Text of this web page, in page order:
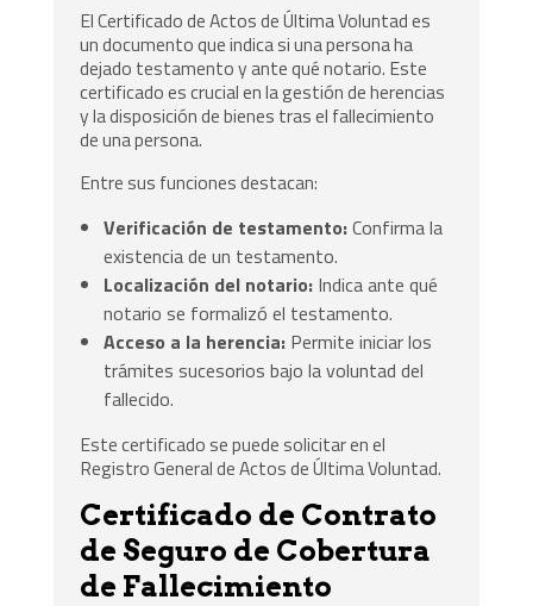
El Certificado de Actos de Última Voluntad es
un documento que indica si una persona ha
dejado testamento y ante qué notario. Este
certificado es crucial en la gestión de herencias
y la disposición de bienes tras el fallecimiento
de una persona.
Entre sus funciones destacan:
Verificación de testamento:Confirma la
existencia de un testamento.
Localización del notario: Indica ante qué
notario se formalizó el testamento.
Acceso a la herencia: Permite iniciar los
trámites sucesorios bajo la voluntad del
fallecido.
Este certificado se puede solicitar en el
Registro General de Actos de Última Voluntad.
Certificado de Contrato
de Seguro de Cobertura
de Fallecimiento